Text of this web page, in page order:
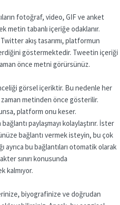
fotoğraf, video, GIF ve anket
metin tabanlı içeriğe odaklanır.
akış tasarımı, platformun
göstermektedir. Tweetin içeriği
önce metni görürsünüz.
görsel içeriktir. Bu nedenle her
metinden önce gösterilir.
platform onu keser.
paylaşmayı kolaylaştırır. İster
bağlantı vermek isteyin, bu çok
ayrıca bu bağlantıları otomatik olarak
sınırı konusunda
kalmıyor.
biyografinize ve doğrudan